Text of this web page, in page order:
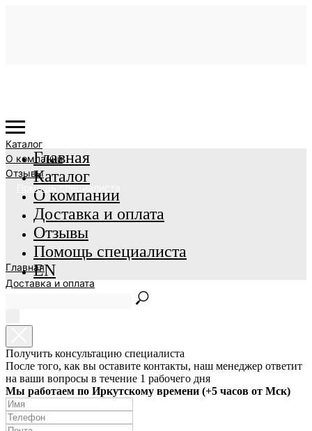
Каталог
О компании
Отзывы
Помощь специалиста
Главная
Доставка и оплата
Главная
Каталог
О компании
Доставка и оплата
Отзывы
Помощь специалиста
EN
Получить консультацию специалиста
После того, как вы оставите контакты, наш менеджер ответит
на ваши вопросы в течение 1 рабочего дня
Мы работаем по Иркутскому времени (+5 часов от Мск)